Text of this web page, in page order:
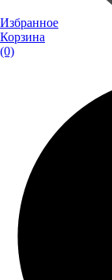
Избранное
Корзина
(0)